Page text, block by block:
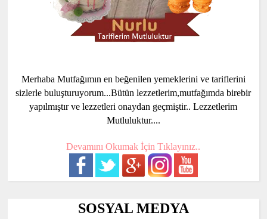
Merhaba Mutfağımın en beğenilen yemeklerini ve tariflerini
sizlerle buluşturuyorum...Bütün lezzetlerim,mutfağımda birebir
yapılmıştır ve lezzetleri onaydan geçmiştir.. Lezzetlerim
Mutluluktur....
Devamını Okumak İçin Tıklayınız..
SOSYAL MEDYA